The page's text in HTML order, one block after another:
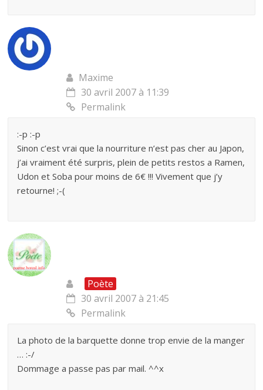
Maxime
30 avril 2007 à 11:39
Permalink
:-p :-p
Sinon c’est vrai que la nourriture n’est pas cher au Japon,
j’ai vraiment été surpris, plein de petits restos a Ramen,
Udon et Soba pour moins de 6€ !!! Vivement que j’y
retourne! ;-(
Poète
30 avril 2007 à 21:45
Permalink
La photo de la barquette donne trop envie de la manger
… :-/
Dommage a passe pas par mail. ^^x